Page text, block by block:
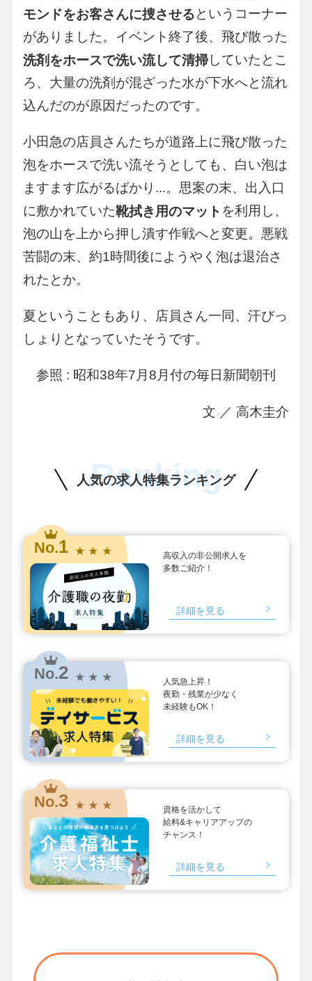
モンドをお客さんに捜させるというコーナー
がありました。イベント終了後、飛び散った
洗剤をホースで洗い流して清掃していたとこ
ろ、大量の洗剤が混ざった水が下水へと流れ
込んだのが原因だったのです。
小田急の店員さんたちが道路上に飛び散った
泡をホースで洗い流そうとしても、白い泡は
ますます広がるばかり...。思案の末、出入口
に敷かれていた靴拭き用のマット を利用し、
泡の山を上から押し潰す作戦へと変更。悪戦
苦闘の末、約1時間後にようやく泡は退治さ
れたとか。
夏ということもあり、店員さん一同、汗びっ
しょりとなっていたそうです。
参照 : 昭和38年7月8月付の毎日新聞朝刊
文 ／ 高木圭介
人気の求人特集ランキング
Ranking
No.1 ★ ★ ★
高収入の非公開求人を
多数ご紹介！
詳細を見る
No.2 ★ ★ ★
人気急上昇！
夜勤・残業が少なく
未経験もOK！
詳細を見る
No.3 ★ ★ ★
資格を活かして
給料&キャリアアップの
チャンス！
詳細を見る